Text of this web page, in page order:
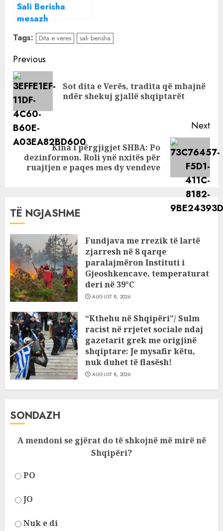
Sali Berisha
mesazh
demokratëve nga
arresti:
Vazhdojmë
betejën pa kthim
drejt fitores së
padiskutueshme!
Tags: Dita e veres sali berisha
Continue
Reading
Previous
Sot dita e Verës, tradita që mbajnë
ndër shekuj gjallë shqiptarët
Next
Next
post:
Kina i përgjigjet SHBA: Po
dezinformon. Roli ynë nxitës për
ruajtjen e paqes mes dy vendeve
TË NGJASHME
Fundjava me rrezik të lartë
zjarresh në 8 qarqe
paralajmëron Instituti i
Gjeoshkencave, temperaturat
deri në 39°C
AUGUST 8, 2026
“Kthehu në Shqipëri”/ Sulm
racist në rrjetet sociale ndaj
gazetarit grek me origjinë
shqiptare: Je mysafir këtu,
nuk duhet të flasësh!
AUGUST 8, 2026
SONDAZH
A mendoni se gjërat do të shkojnë më mirë në
Shqipëri?
PO
JO
Nuk e di